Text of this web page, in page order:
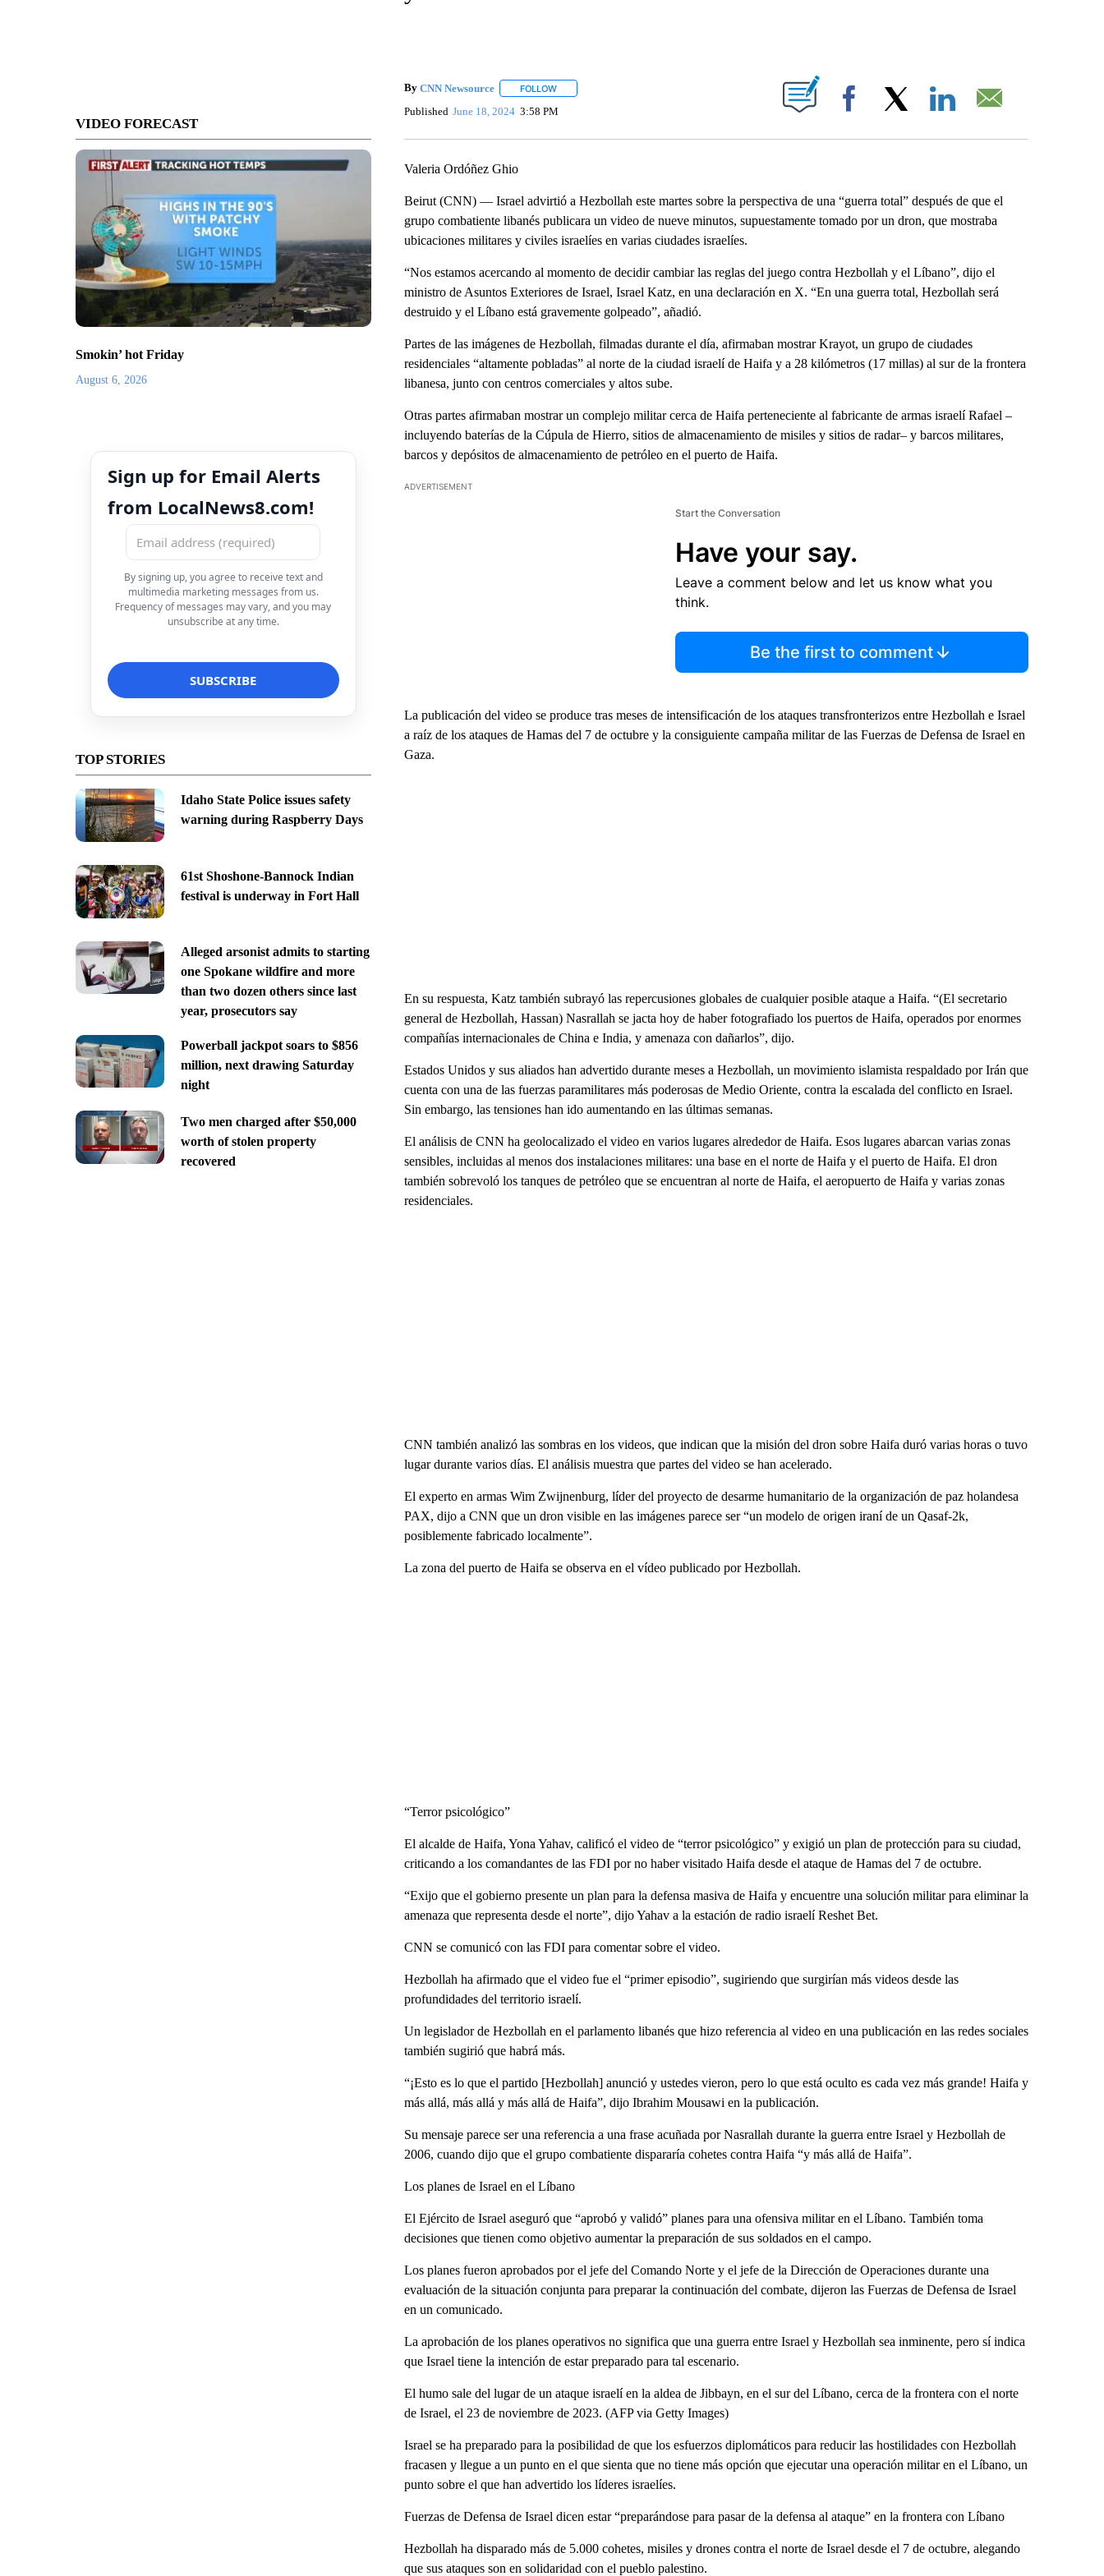
VIDEO FORECAST
Smokin’ hot Friday
August 6, 2026
Sign up for Email Alerts
from LocalNews8.com!
By signing up, you agree to receive text and
multimedia marketing messages from us.
Frequency of messages may vary, and you may
unsubscribe at any time.
TOP STORIES
Idaho State Police issues safety
warning during Raspberry Days
61st Shoshone-Bannock Indian
festival is underway in Fort Hall
Alleged arsonist admits to starting
one Spokane wildfire and more
than two dozen others since last
year, prosecutors say
Powerball jackpot soars to $856
million, next drawing Saturday
night
Two men charged after $50,000
worth of stolen property
recovered
By CNN Newsource FOLLOWFOLLOW "" TO RECEIVE NOTIFICATIONS ABOUT NEW PAGES ON "".
Published June 18, 2024 3:58 PM Facebook
Valeria Ordóñez Ghio
Beirut (CNN) — Israel advirtió a Hezbollah este martes sobre la perspectiva de una “guerra total” después de que el
grupo combatiente libanés publicara un video de nueve minutos, supuestamente tomado por un dron, que mostraba
ubicaciones militares y civiles israelíes en varias ciudades israelíes.
“Nos estamos acercando al momento de decidir cambiar las reglas del juego contra Hezbollah y el Líbano”, dijo el
ministro de Asuntos Exteriores de Israel, Israel Katz, en una declaración en X. “En una guerra total, Hezbollah será
destruido y el Líbano está gravemente golpeado”, añadió.
Partes de las imágenes de Hezbollah, filmadas durante el día, afirmaban mostrar Krayot, un grupo de ciudades
residenciales “altamente pobladas” al norte de la ciudad israelí de Haifa y a 28 kilómetros (17 millas) al sur de la frontera
libanesa, junto con centros comerciales y altos sube.
Otras partes afirmaban mostrar un complejo militar cerca de Haifa perteneciente al fabricante de armas israelí Rafael –
incluyendo baterías de la Cúpula de Hierro, sitios de almacenamiento de misiles y sitios de radar– y barcos militares,
barcos y depósitos de almacenamiento de petróleo en el puerto de Haifa.
ADVERTISEMENT
Start the Conversation
Have your say.
Leave a comment below and let us know what you
think.
Be the first to comment
La publicación del video se produce tras meses de intensificación de los ataques transfronterizos entre Hezbollah e Israel
a raíz de los ataques de Hamas del 7 de octubre y la consiguiente campaña militar de las Fuerzas de Defensa de Israel en
Gaza.
En su respuesta, Katz también subrayó las repercusiones globales de cualquier posible ataque a Haifa. “(El secretario
general de Hezbollah, Hassan) Nasrallah se jacta hoy de haber fotografiado los puertos de Haifa, operados por enormes
compañías internacionales de China e India, y amenaza con dañarlos”, dijo.
Estados Unidos y sus aliados han advertido durante meses a Hezbollah, un movimiento islamista respaldado por Irán que
cuenta con una de las fuerzas paramilitares más poderosas de Medio Oriente, contra la escalada del conflicto en Israel.
Sin embargo, las tensiones han ido aumentando en las últimas semanas.
El análisis de CNN ha geolocalizado el video en varios lugares alrededor de Haifa. Esos lugares abarcan varias zonas
sensibles, incluidas al menos dos instalaciones militares: una base en el norte de Haifa y el puerto de Haifa. El dron
también sobrevoló los tanques de petróleo que se encuentran al norte de Haifa, el aeropuerto de Haifa y varias zonas
residenciales.
CNN también analizó las sombras en los videos, que indican que la misión del dron sobre Haifa duró varias horas o tuvo
lugar durante varios días. El análisis muestra que partes del video se han acelerado.
El experto en armas Wim Zwijnenburg, líder del proyecto de desarme humanitario de la organización de paz holandesa
PAX, dijo a CNN que un dron visible en las imágenes parece ser “un modelo de origen iraní de un Qasaf-2k,
posiblemente fabricado localmente”.
La zona del puerto de Haifa se observa en el vídeo publicado por Hezbollah.
“Terror psicológico”
El alcalde de Haifa, Yona Yahav, calificó el video de “terror psicológico” y exigió un plan de protección para su ciudad,
criticando a los comandantes de las FDI por no haber visitado Haifa desde el ataque de Hamas del 7 de octubre.
“Exijo que el gobierno presente un plan para la defensa masiva de Haifa y encuentre una solución militar para eliminar la
amenaza que representa desde el norte”, dijo Yahav a la estación de radio israelí Reshet Bet.
CNN se comunicó con las FDI para comentar sobre el video.
Hezbollah ha afirmado que el video fue el “primer episodio”, sugiriendo que surgirían más videos desde las
profundidades del territorio israelí.
Un legislador de Hezbollah en el parlamento libanés que hizo referencia al video en una publicación en las redes sociales
también sugirió que habrá más.
“¡Esto es lo que el partido [Hezbollah] anunció y ustedes vieron, pero lo que está oculto es cada vez más grande! Haifa y
más allá, más allá y más allá de Haifa”, dijo Ibrahim Mousawi en la publicación.
Su mensaje parece ser una referencia a una frase acuñada por Nasrallah durante la guerra entre Israel y Hezbollah de
2006, cuando dijo que el grupo combatiente dispararía cohetes contra Haifa “y más allá de Haifa”.
Los planes de Israel en el Líbano
El Ejército de Israel aseguró que “aprobó y validó” planes para una ofensiva militar en el Líbano. También toma
decisiones que tienen como objetivo aumentar la preparación de sus soldados en el campo.
Los planes fueron aprobados por el jefe del Comando Norte y el jefe de la Dirección de Operaciones durante una
evaluación de la situación conjunta para preparar la continuación del combate, dijeron las Fuerzas de Defensa de Israel
en un comunicado.
La aprobación de los planes operativos no significa que una guerra entre Israel y Hezbollah sea inminente, pero sí indica
que Israel tiene la intención de estar preparado para tal escenario.
El humo sale del lugar de un ataque israelí en la aldea de Jibbayn, en el sur del Líbano, cerca de la frontera con el norte
de Israel, el 23 de noviembre de 2023. (AFP via Getty Images)
Israel se ha preparado para la posibilidad de que los esfuerzos diplomáticos para reducir las hostilidades con Hezbollah
fracasen y llegue a un punto en el que sienta que no tiene más opción que ejecutar una operación militar en el Líbano, un
punto sobre el que han advertido los líderes israelíes.
Fuerzas de Defensa de Israel dicen estar “preparándose para pasar de la defensa al ataque” en la frontera con Líbano
Hezbollah ha disparado más de 5.000 cohetes, misiles y drones contra el norte de Israel desde el 7 de octubre, alegando
que sus ataques son en solidaridad con el pueblo palestino.